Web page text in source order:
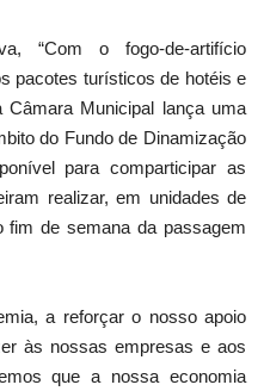
“Com o fogo-de-artifício
pacotes turísticos de hotéis e
Câmara Municipal lança uma
do Fundo de Dinamização
para comparticipar as
realizar, em unidades de
de semana da passagem
a reforçar o nosso apoio
às nossas empresas e aos
que a nossa economia